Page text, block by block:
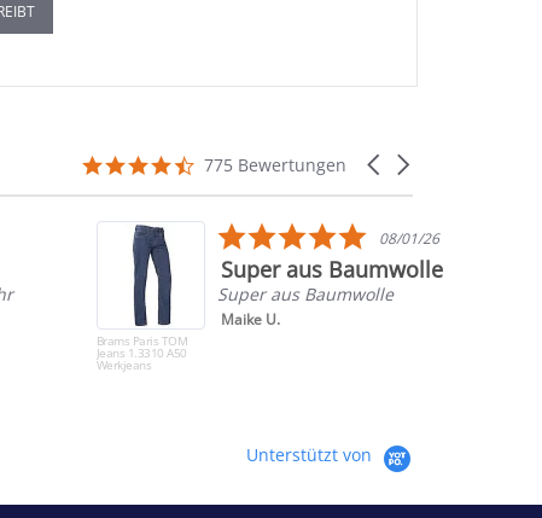
Carousel
4.7
rating
775 Bewertungen
Brams Paris TOM
Jeans 1.3310 A50
Werkjeans
5.0
star
rating
08/01/26
Super aus Baumwolle
Super aus Baumwolle
Maike U.
Unterstützt von